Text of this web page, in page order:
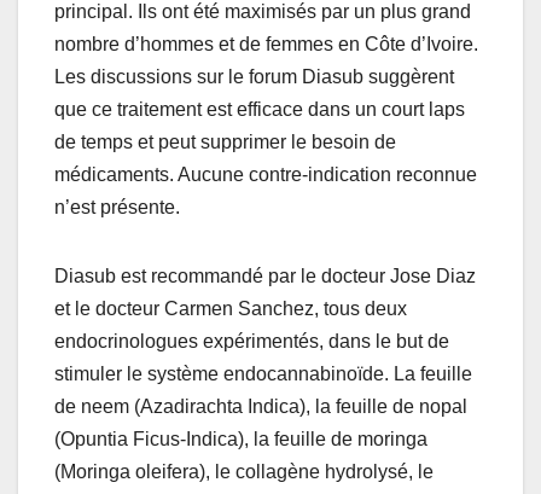
principal. Ils ont été maximisés par un plus grand
nombre d’hommes et de femmes en Côte d’Ivoire.
Les discussions sur le forum Diasub suggèrent
que ce traitement est efficace dans un court laps
de temps et peut supprimer le besoin de
médicaments. Aucune contre-indication reconnue
n’est présente.
Diasub est recommandé par le docteur Jose Diaz
et le docteur Carmen Sanchez, tous deux
endocrinologues expérimentés, dans le but de
stimuler le système endocannabinoïde. La feuille
de neem (Azadirachta Indica), la feuille de nopal
(Opuntia Ficus-Indica), la feuille de moringa
(Moringa oleifera), le collagène hydrolysé, le